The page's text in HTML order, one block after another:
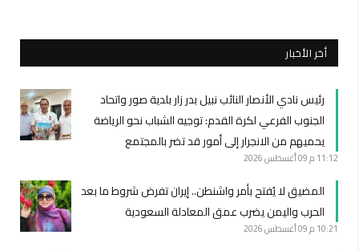
أخر الأخبار
رئيس نادي الأنصار النائب نبيل بدر زار بلدية صور واتحاد
الجنوب الفرعي لكرة القدم: توجيه الشباب نحو الرياضة
يحميهم من الانجرار إلى أمور قد تضر بالمجتمع
11:12 م 09 أغسطس 2026
المضيق لا يُفتح بأمر واشنطن.. إيران تفرض شروط ما بعد
الحرب واليمن يضرب عمق المعادلة السعودية
10:21 م 09 أغسطس 2026